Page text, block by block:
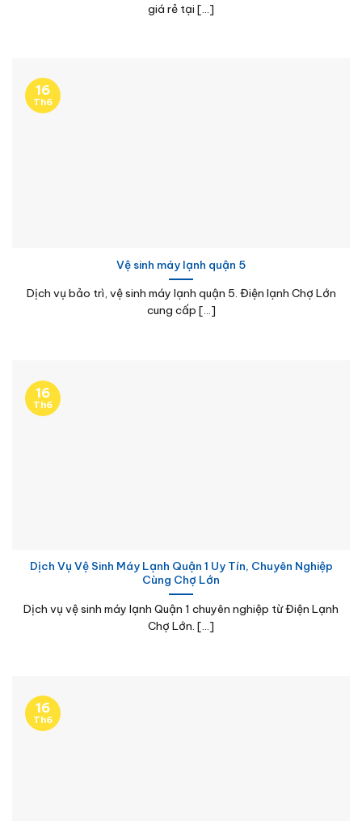
giá rẻ tại [...]
Vệ sinh máy lạnh quận 5
Dịch vụ bảo trì, vệ sinh máy lạnh quận 5. Điện lạnh Chợ Lớn
cung cấp [...]
16
Th6
Dịch Vụ Vệ Sinh Máy Lạnh Quận 1 Uy Tín, Chuyên Nghiệp
Cùng Chợ Lớn
Dịch vụ vệ sinh máy lạnh Quận 1 chuyên nghiệp từ Điện Lạnh
Chợ Lớn. [...]
16
Th6
16
Th6